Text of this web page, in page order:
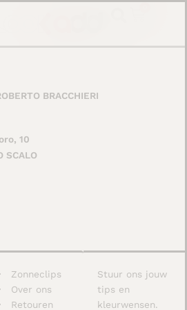
BRACCHIERI
10
SCALO
Zonneclips
Over ons
Retouren
Stuur ons jouw
tips en
kleurwensen.